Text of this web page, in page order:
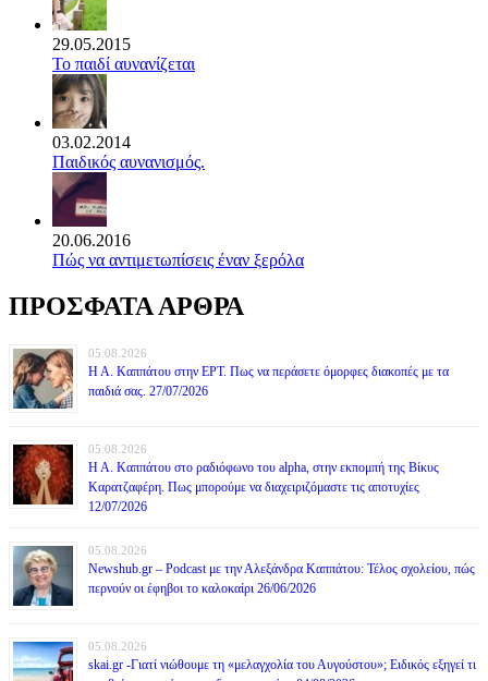
29.05.2015
Το παιδί αυνανίζεται
03.02.2014
Παιδικός αυνανισμός.
20.06.2016
Πώς να αντιμετωπίσεις έναν ξερόλα
ΠΡΟΣΦΑΤΑ ΑΡΘΡΑ
05.08.2026
Η Α. Καππάτου στην ΕΡΤ. Πως να περάσετε όμορφες διακοπές με τα
παιδιά σας. 27/07/2026
05.08.2026
Η Α. Καππάτου στο ραδιόφωνο του alpha, στην εκπομπή της Βίκυς
Καρατζαφέρη. Πως μπορούμε να διαχειριζόμαστε τις αποτυχίες
12/07/2026
05.08.2026
Newshub.gr – Podcast με την Αλεξάνδρα Καππάτου: Τέλος σχολείου, πώς
περνούν οι έφηβοι το καλοκαίρι 26/06/2026
05.08.2026
skai.gr -Γιατί νιώθουμε τη «μελαγχολία του Αυγούστου»; Ειδικός εξηγεί τι